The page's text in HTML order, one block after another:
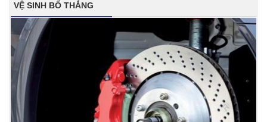
VỆ SINH BỐ THẮNG